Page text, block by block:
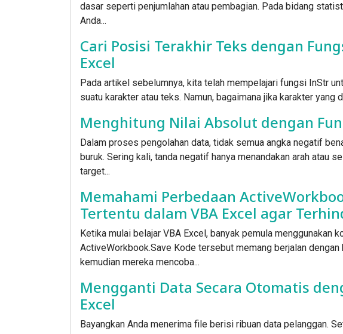
dasar seperti penjumlahan atau pembagian. Pada bidang
Anda...
Cari Posisi Terakhir Teks dengan
Excel
Pada artikel sebelumnya, kita telah mempelajari fungsi InStr
suatu karakter atau teks. Namun, bagaimana jika karakter yang
Menghitung Nilai Absolut dengan
Dalam proses pengolahan data, tidak semua angka negatif
buruk. Sering kali, tanda negatif hanya menandakan arah atau
target...
Memahami Perbedaan
Tertentu dalam VBA Excel agar
Ketika mulai belajar VBA Excel, banyak pemula menggunakan
ActiveWorkbook.Save Kode tersebut memang berjalan dengan
kemudian mereka mencoba...
Mengganti Data Secara Otomatis
Excel
Bayangkan Anda menerima file berisi ribuan data pelanggan.